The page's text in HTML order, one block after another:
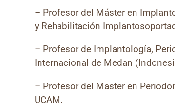
– Profesor del Máster en
y Rehabilitación
– Profesor de Implantología,
Internacional de Medan
– Profesor del Master en
UCAM.